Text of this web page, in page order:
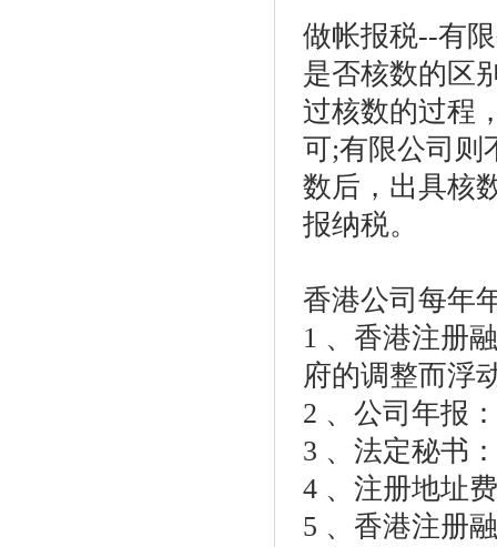
做帐报税--有
是否核数的区
过核数的过程
可;有限公司则
数后，出具核
报纳税。
香港公司每年
1 、 香港注册
府的调整而浮
2 、公司年报
3 、法定秘书
4 、注册地址
5 、 香港注册